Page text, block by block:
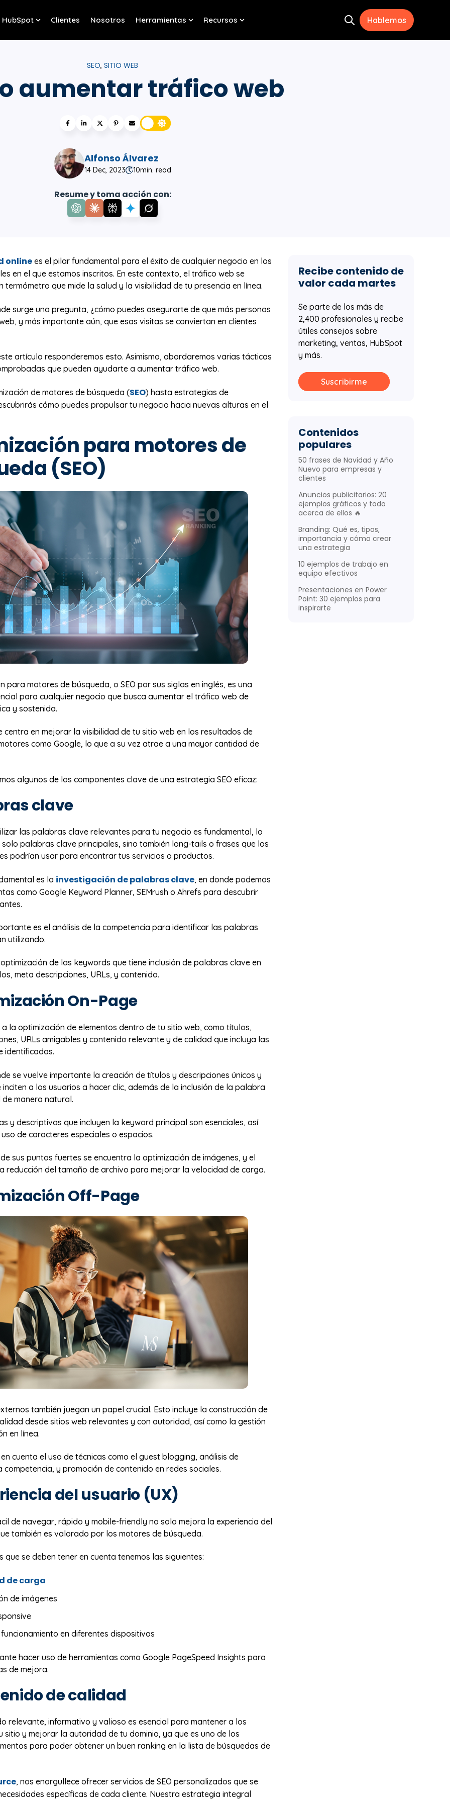
submenu for Servicios
HubSpot
Show submenu for HubSpot
Clientes Nosotros Herramientas
Show submenu for Herramientas
Recursos Open search
Hablemos
SEO, SITIO WEB
aumentar tráfico web
Alfonso Álvarez
14 Dec, 2023 10min. read
Resume y toma acción con:
online es el pilar fundamental para el éxito de cualquier negocio en los
en el que estamos inscritos. En este contexto, el tráfico web se
termómetro que mide la salud y la visibilidad de tu presencia en línea.
surge una pregunta, ¿cómo puedes asegurarte de que más personas
y más importante aún, que esas visitas se conviertan en clientes
artículo responderemos esto. Asimismo, abordaremos varias tácticas
que pueden ayudarte a aumentar tráfico web.
de motores de búsqueda (SEO) hasta estrategias de
cómo puedes propulsar tu negocio hacia nuevas alturas en el
para motores de
(SEO)
para motores de búsqueda, o SEO por sus siglas en inglés, es una
para cualquier negocio que busca aumentar el tráfico web de
y sostenida.
centra en mejorar la visibilidad de tu sitio web en los resultados de
como Google, lo que a su vez atrae a una mayor cantidad de
algunos de los componentes clave de una estrategia SEO eficaz:
clave
las palabras clave relevantes para tu negocio es fundamental, lo
solo palabras clave principales, sino también long-tails o frases que los
podrían usar para encontrar tus servicios o productos.
es la investigación de palabras clave, en donde podemos
como Google Keyword Planner, SEMrush o Ahrefs para descubrir
es el análisis de la competencia para identificar las palabras
utilizando.
de las keywords que tiene inclusión de palabras clave en
meta descripciones, URLs, y contenido.
On-Page
a la optimización de elementos dentro de tu sitio web, como títulos,
URLs amigables y contenido relevante y de calidad que incluya las
identificadas.
se vuelve importante la creación de títulos y descripciones únicos y
a los usuarios a hacer clic, además de la inclusión de la palabra
manera natural.
y descriptivas que incluyen la keyword principal son esenciales, así
de caracteres especiales o espacios.
sus puntos fuertes se encuentra la optimización de imágenes, y el
reducción del tamaño de archivo para mejorar la velocidad de carga.
Off-Page
también juegan un papel crucial. Esto incluye la construcción de
desde sitios web relevantes y con autoridad, así como la gestión
en línea.
cuenta el uso de técnicas como el guest blogging, análisis de
competencia, y promoción de contenido en redes sociales.
del usuario (UX)
de navegar, rápido y mobile-friendly no solo mejora la experiencia del
también es valorado por los motores de búsqueda.
que se deben tener en cuenta tenemos las siguientes:
de carga
de imágenes
en diferentes dispositivos
hacer uso de herramientas como Google PageSpeed Insights para
de mejora.
de calidad
relevante, informativo y valioso es esencial para mantener a los
sitio y mejorar la autoridad de tu dominio, ya que es uno de los
para poder obtener un buen ranking en la lista de búsquedas de
, nos enorgullece ofrecer servicios de SEO personalizados que se
específicas de cada cliente. Nuestra estrategia integral
Recibe contenido de
valor cada martes
Se parte de los más de
2,400 profesionales y recibe
útiles consejos sobre
marketing, ventas, HubSpot
y más.
Suscribirme
Contenidos
populares
50 frases de Navidad y Año
Nuevo para empresas y
clientes
Anuncios publicitarios: 20
ejemplos gráficos y todo
acerca de ellos 🔥
Branding: Qué es, tipos,
importancia y cómo crear
una estrategia
10 ejemplos de trabajo en
equipo efectivos
Presentaciones en Power
Point: 30 ejemplos para
inspirarte